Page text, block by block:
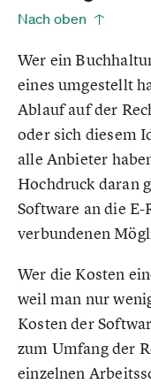
Nach oben
Wer ein
eines umgestellt
Ablauf auf der
oder sich diesem
alle Anbieter
Hochdruck daran
Software an die
verbundenen
Wer die Kosten
weil man nur
Kosten der
zum Umfang der
einzelnen